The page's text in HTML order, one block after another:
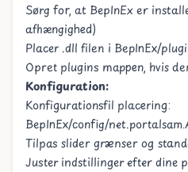
Sørg for, at BepInEx er
afhængighed)
Placer .dll filen i BepInEx/
Opret plugins mappen, hvis
Konfiguration:
Konfigurationsfil placering:
BepInEx/config/
Tilpas slider grænser og
Juster indstillinger efter dine